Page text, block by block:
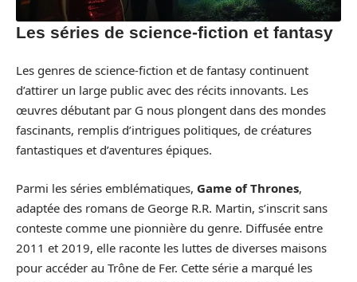
Les séries de science-fiction et fantasy
Les genres de science-fiction et de fantasy continuent
d’attirer un large public avec des récits innovants. Les
œuvres débutant par G nous plongent dans des mondes
fascinants, remplis d’intrigues politiques, de créatures
fantastiques et d’aventures épiques.
Parmi les séries emblématiques, Game of Thrones,
adaptée des romans de George R.R. Martin, s’inscrit sans
conteste comme une pionnière du genre. Diffusée entre
2011 et 2019, elle raconte les luttes de diverses maisons
pour accéder au Trône de Fer. Cette série a marqué les